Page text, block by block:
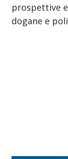
prospettive
dogane e